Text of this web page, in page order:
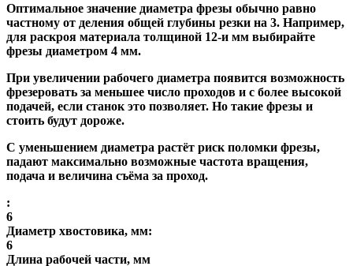
Оптимальное значение диаметра фрезы обычно равно
частному от деления общей глубины резки на 3. Например,
для раскроя материала толщиной 12-и мм выбирайте
фрезы диаметром 4 мм.
При увеличении рабочего диаметра появится возможность
фрезеровать за меньшее число проходов и с более высокой
подачей, если станок это позволяет. Но такие фрезы и
стоить будут дороже.
С уменьшением диаметра растёт риск поломки фрезы,
падают максимально возможные частота вращения,
подача и величина съёма за проход.
:
6
Диаметр хвостовика, мм:
6
Длина рабочей части, мм